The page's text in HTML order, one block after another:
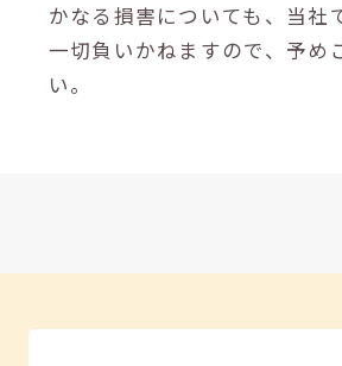
かなる損害についても、当社
一切負いかねますので、予め
い。